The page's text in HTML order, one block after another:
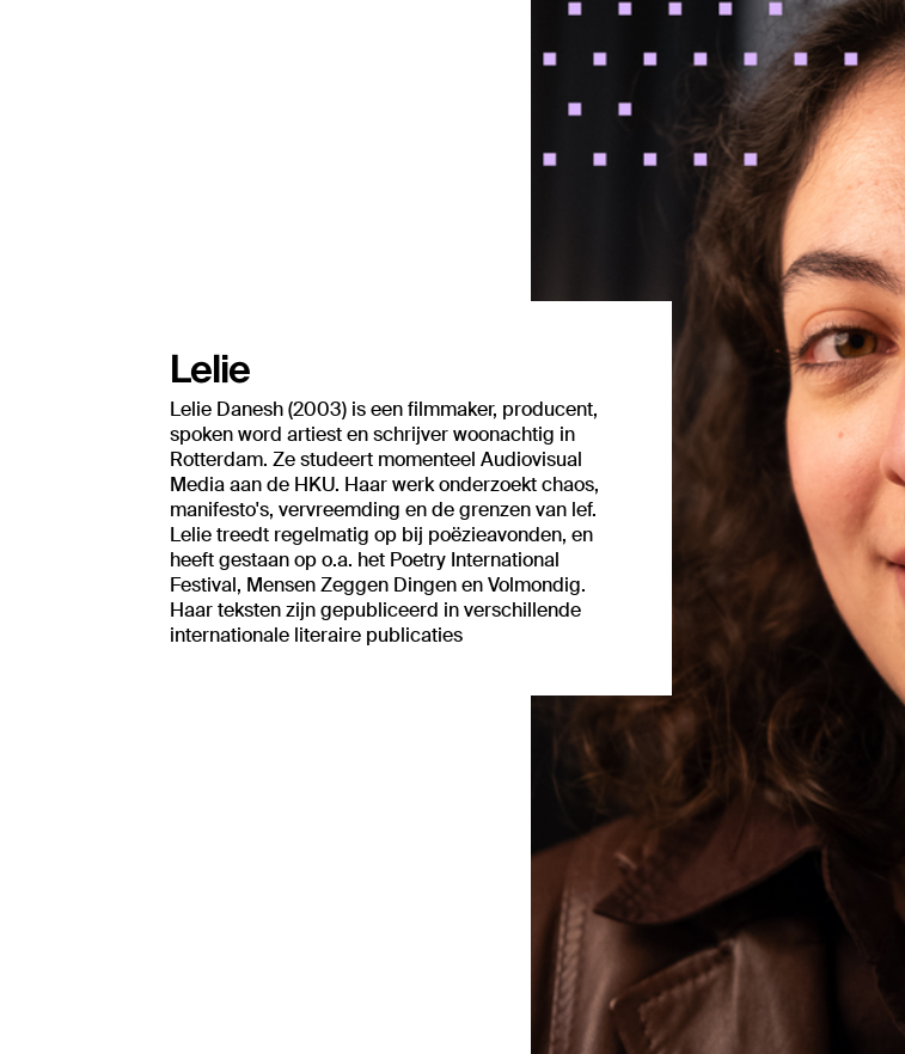
Lelie
Lelie Danesh (2003) is een filmmaker, producent,
spoken word artiest en schrijver woonachtig in
Rotterdam. Ze studeert momenteel Audiovisual
Media aan de HKU. Haar werk onderzoekt chaos,
manifesto's, vervreemding en de grenzen van lef.
Lelie treedt regelmatig op bij poëzieavonden, en
heeft gestaan op o.a. het Poetry International
Festival, Mensen Zeggen Dingen en Volmondig.
Haar teksten zijn gepubliceerd in verschillende
internationale literaire publicaties